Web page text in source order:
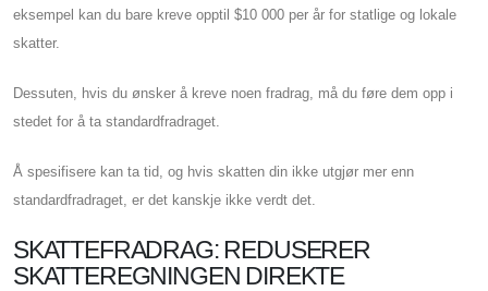
eksempel kan du bare kreve opptil $10 000 per år for statlige og lokale
skatter.
Dessuten, hvis du ønsker å kreve noen fradrag, må du føre dem opp i
stedet for å ta standardfradraget.
Å spesifisere kan ta tid, og hvis skatten din ikke utgjør mer enn
standardfradraget, er det kanskje ikke verdt det.
SKATTEFRADRAG: REDUSERER
SKATTEREGNINGEN DIREKTE